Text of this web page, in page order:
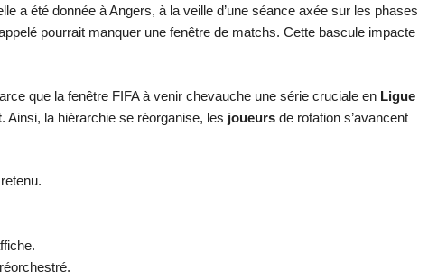
a été donnée à Angers, à la veille d’une séance axée sur les phases
pourrait manquer une fenêtre de matchs. Cette bascule impacte
que la fenêtre FIFA à venir chevauche une série cruciale en Ligue
. Ainsi, la hiérarchie se réorganise, les joueurs de rotation s’avancent